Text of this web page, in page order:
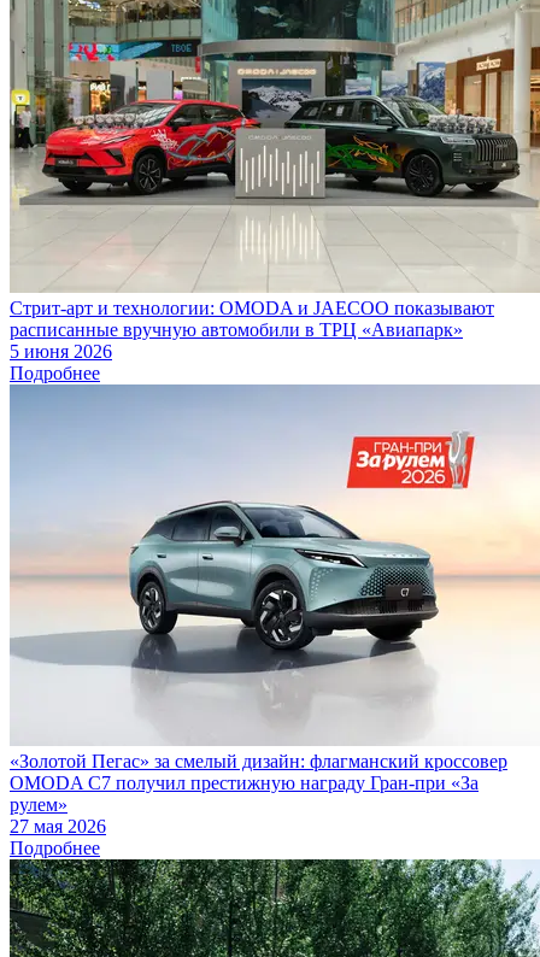
Стрит-арт и технологии: OMODA и JAECOO показывают
расписанные вручную автомобили в ТРЦ «Авиапарк»
5 июня 2026
Подробнее
«Золотой Пегас» за смелый дизайн: флагманский кроссовер
OMODA C7 получил престижную награду Гран-при «За
рулем»
27 мая 2026
Подробнее